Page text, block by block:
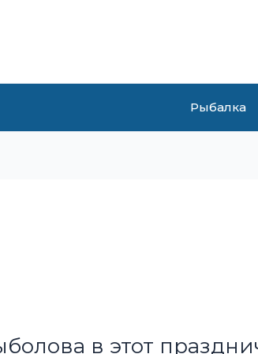
Рыбалка
в этот